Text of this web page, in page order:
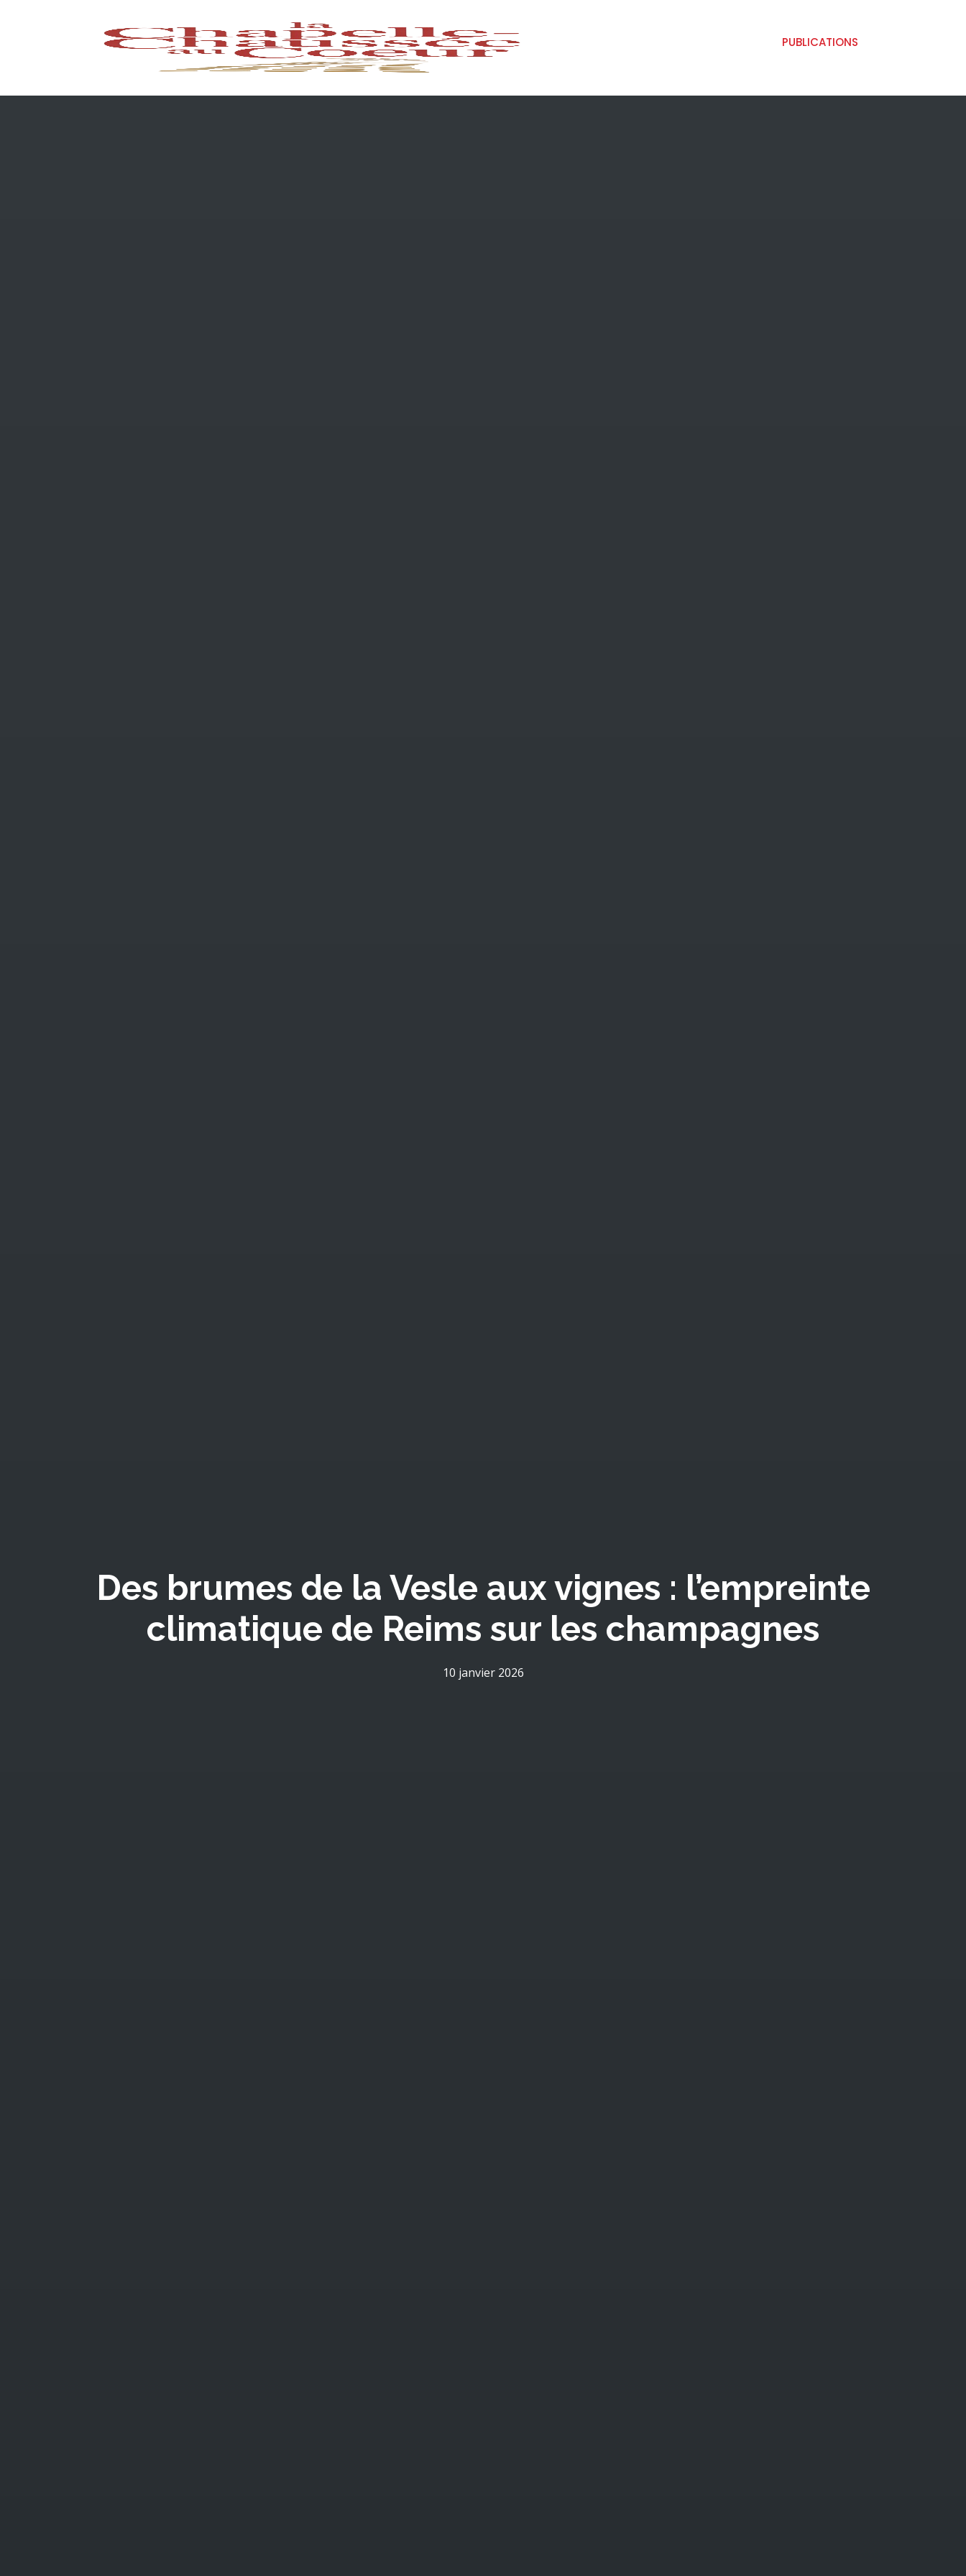
PUBLICATIONS
Des brumes de la Vesle aux vignes : l’empreinte
climatique de Reims sur les champagnes
10 janvier 2026